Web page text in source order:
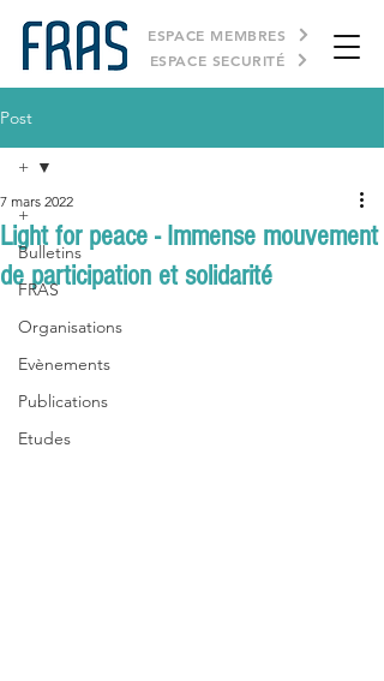
ESPACE SECURITÉ
ESPACE MEMBRES
Post
+
Bulletins
FRAS
Organisations
Evènements
Publications
Etudes
+
Light for peace - Immense mouvement
de participation et solidarité
7 mars 2022